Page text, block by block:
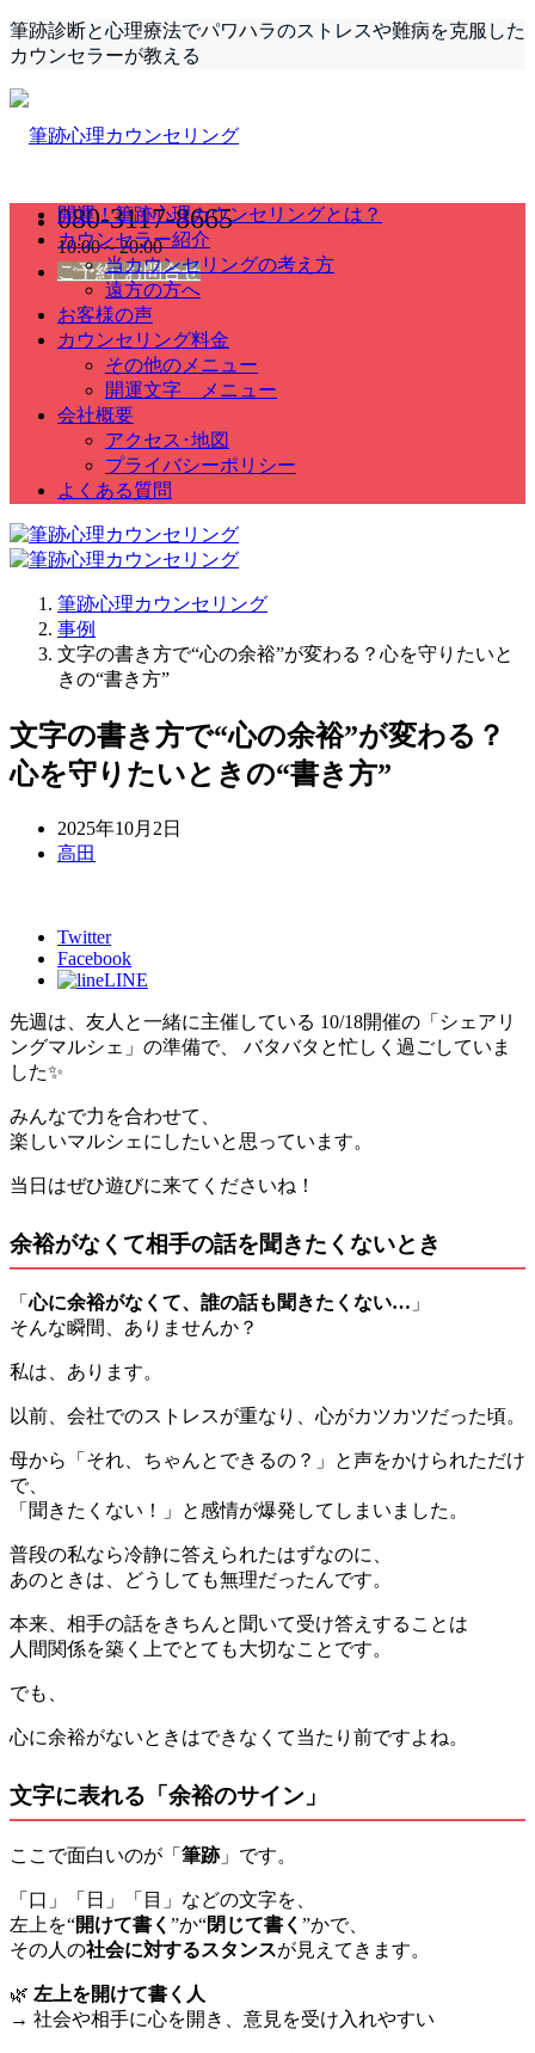
筆跡診断と心理療法でパワハラのストレスや難病を克服した
カウンセラーが教える
080-3117-8665
10:00～20:00
ご予約･お問合せ
開運！筆跡心理カウンセリングとは？
カウンセラー紹介
当カウンセリングの考え方
遠方の方へ
お客様の声
カウンセリング料金
その他のメニュー
開運文字 メニュー
会社概要
アクセス･地図
プライバシーポリシー
よくある質問
筆跡心理カウンセリング
事例
文字の書き方で“心の余裕”が変わる？心を守りたいと
きの“書き方”
文字の書き方で“心の余裕”が変わる？
心を守りたいときの“書き方”
2025年10月2日
高田
Twitter
Facebook
LINE
先週は、友人と一緒に主催している 10/18開催の「シェアリ
ングマルシェ」の準備で、 バタバタと忙しく過ごしていま
した✨
みんなで力を合わせて、
楽しいマルシェにしたいと思っています。
当日はぜひ遊びに来てくださいね！
余裕がなくて相手の話を聞きたくないとき
「心に余裕がなくて、誰の話も聞きたくない… 」
そんな瞬間、ありませんか？
私は、あります。
以前、会社でのストレスが重なり、心がカツカツだった頃。
母から「それ、ちゃんとできるの？」と声をかけられただけ
で、
「聞きたくない！」と感情が爆発してしまいました。
普段の私なら冷静に答えられたはずなのに、
あのときは、どうしても無理だったんです。
本来、相手の話をきちんと聞いて受け答えすることは
人間関係を築く上でとても大切なことです。
でも、
心に余裕がないときはできなくて当たり前ですよね。
文字に表れる「余裕のサイン」
ここで面白いのが「 筆跡」です。
「口」「日」「目」などの文字を、
左上を“開けて書く ”か“閉じて書く ”かで、
その人の社会に対するスタンスが見えてきます。
🌿 左上を開けて書く人
→ 社会や相手に心を開き、意見を受け入れやすい